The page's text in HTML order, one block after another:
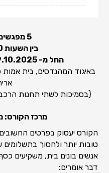
5 מפגשים בימי ראשון
בין השעות 15:30-19:30
החל מ- 19.10.2025 ועד- 16.11.2025
(בסמיכות לשתי תחנות
מרכז הקורס:
הקורס יעסוק בפרטים
טובות יותר ולחסוך בתשלומים
אנשים בונים בית, משקיעים
דבר אומרים: